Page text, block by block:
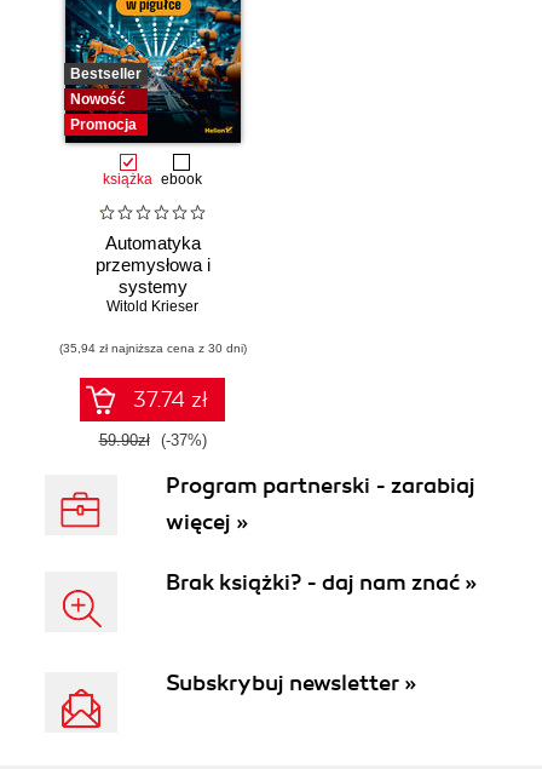
Bestseller
Nowość
Promocja
książka ebook
Automatyka
przemysłowa i
systemy
sterowania w
Witold Krieser
(35,94 zł najniższa cena z 30 dni)
37.74 zł
59.90zł (-37%)
Program partnerski - zarabiaj
więcej »
Brak książki? - daj nam znać »
Subskrybuj newsletter »